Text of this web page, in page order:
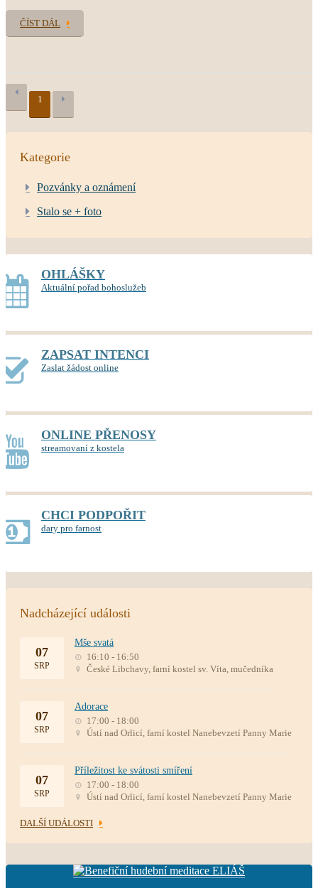
ČÍST DÁL
1
Kategorie
Pozvánky a oznámení
Stalo se + foto
OHLÁŠKY
Aktuální pořad bohoslužeb
ZAPSAT INTENCI
Zaslat žádost online
ONLINE PŘENOSY
streamovaní z kostela
CHCI PODPOŘIT
dary pro farnost
Nadcházející události
07
SRP
Mše svatá
16:10 - 16:50
České Libchavy, farní kostel sv. Víta, mučedníka
07
SRP
Adorace
17:00 - 18:00
Ústí nad Orlicí, farní kostel Nanebevzetí Panny Marie
07
SRP
Příležitost ke svátosti smíření
17:00 - 18:00
Ústí nad Orlicí, farní kostel Nanebevzetí Panny Marie
DALŠÍ UDÁLOSTI